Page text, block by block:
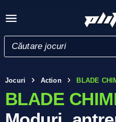
Jocuri Action BLADE
BLADE